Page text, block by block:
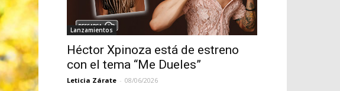
Lanzamientos
Héctor Xpinoza está de estreno
con el tema “Me Dueles”
Leticia Zárate - 08/06/2026